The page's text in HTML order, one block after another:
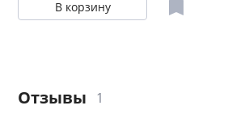
В корзину
Отзывы 1